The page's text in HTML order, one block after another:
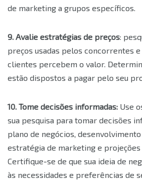
de marketing a grupos específicos.
9. Avalie estratégias de preços:
preços usadas pelos concorrentes
clientes percebem o valor.
estão dispostos a pagar pelo seu
10. Tome decisões informadas: Use
sua pesquisa para tomar decisões
plano de negócios,
estratégia de marketing e projeções
Certifique-se de que sua ideia de
às necessidades e preferências de